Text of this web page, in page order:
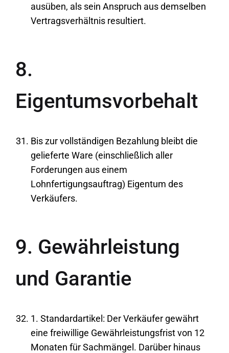
ausüben, als sein Anspruch aus demselben
Vertragsverhältnis resultiert.
8.
Eigentumsvorbehalt
Bis zur vollständigen Bezahlung bleibt die
gelieferte Ware (einschließlich aller
Forderungen aus einem
Lohnfertigungsauftrag) Eigentum des
Verkäufers.
9. Gewährleistung
und Garantie
1. Standardartikel: Der Verkäufer gewährt
eine freiwillige Gewährleistungsfrist von 12
Monaten für Sachmängel. Darüber hinaus